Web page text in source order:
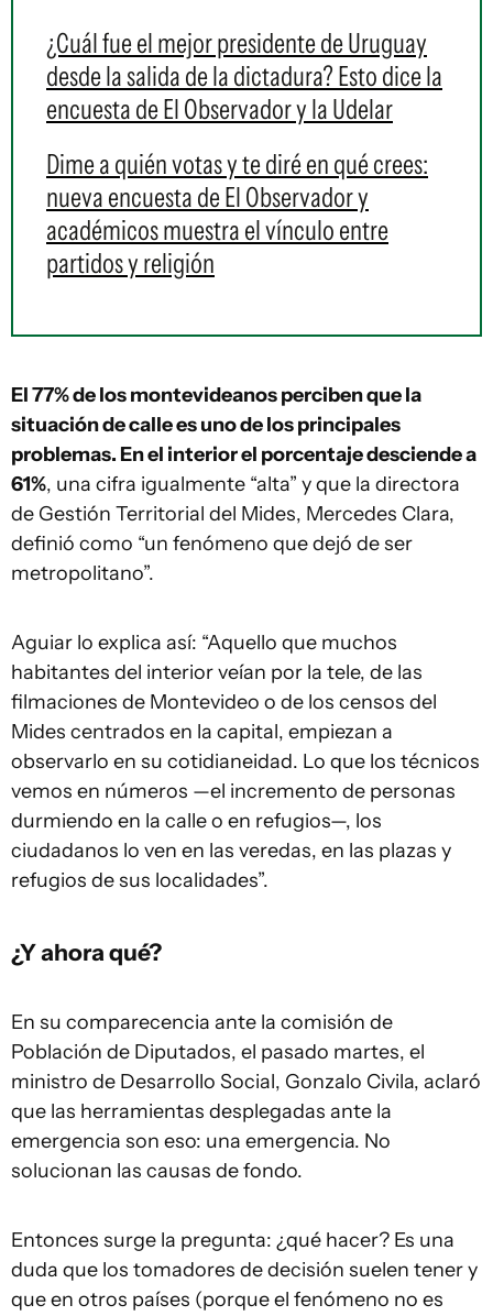
¿Cuál fue el mejor presidente de Uruguay
desde la salida de la dictadura? Esto dice la
encuesta de El Observador y la Udelar
Dime a quién votas y te diré en qué crees:
nueva encuesta de El Observador y
académicos muestra el vínculo entre
partidos y religión
El 77% de los montevideanos perciben que la
situación de calle es uno de los principales
problemas. En el interior el porcentaje desciende a
61%, una cifra igualmente “alta” y que la directora
de Gestión Territorial del Mides, Mercedes Clara,
definió como “un fenómeno que dejó de ser
metropolitano”.
Aguiar lo explica así: “Aquello que muchos
habitantes del interior veían por la tele, de las
filmaciones de Montevideo o de los censos del
Mides centrados en la capital, empiezan a
observarlo en su cotidianeidad. Lo que los técnicos
vemos en números —el incremento de personas
durmiendo en la calle o en refugios—, los
ciudadanos lo ven en las veredas, en las plazas y
refugios de sus localidades”.
¿Y ahora qué?
En su comparecencia ante la comisión de
Población de Diputados, el pasado martes, el
ministro de Desarrollo Social, Gonzalo Civila, aclaró
que las herramientas desplegadas ante la
emergencia son eso: una emergencia. No
solucionan las causas de fondo.
Entonces surge la pregunta: ¿qué hacer? Es una
duda que los tomadores de decisión suelen tener y
que en otros países (porque el fenómeno no es